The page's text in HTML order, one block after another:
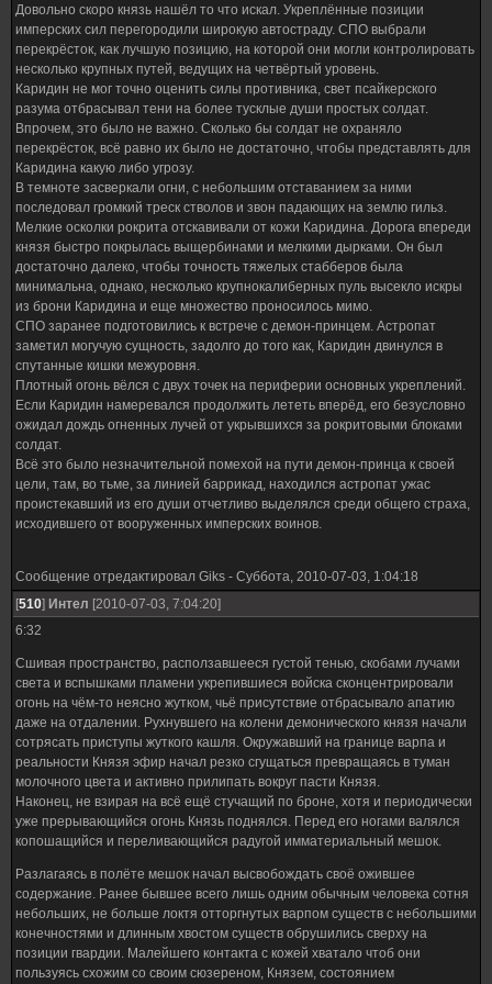
последнего ещё живого солдата двумя когтями Князь начал постепенно
откусывать от него куски, которым предстояла скоро большая роль. Закончив с
этим куском мяса Каридин направился в проход.
Довольно скоро князь нашёл то что искал. Укреплённые позиции
имперских сил перегородили широкую автостраду. СПО выбрали
перекрёсток, как лучшую позицию, на которой они могли контролировать
несколько крупных путей, ведущих на четвёртый уровень.
Каридин не мог точно оценить силы противника, свет псайкерского
разума отбрасывал тени на более тусклые души простых солдат.
Впрочем, это было не важно. Сколько бы солдат не охраняло
перекрёсток, всё равно их было не достаточно, чтобы представлять для
Каридина какую либо угрозу.
В темноте засверкали огни, с небольшим отставанием за ними
последовал громкий треск стволов и звон падающих на землю гильз.
Мелкие осколки рокрита отскавивали от кожи Каридина. Дорога впереди
князя быстро покрылась выщербинами и мелкими дырками. Он был
достаточно далеко, чтобы точность тяжелых стабберов была
минимальна, однако, несколько крупнокалиберных пуль высекло искры
из брони Каридина и еще множество проносилось мимо.
СПО заранее подготовились к встрече с демон-принцем. Астропат
заметил могучую сущность, задолго до того как, Каридин двинулся в
спутанные кишки межуровня.
Плотный огонь вёлся с двух точек на периферии основных укреплений.
Если Каридин намеревался продолжить лететь вперёд, его безусловно
ожидал дождь огненных лучей от укрывшихся за рокритовыми блоками
солдат.
Всё это было незначительной помехой на пути демон-принца к своей
цели, там, во тьме, за линией баррикад, находился астропат ужас
проистекавший из его души отчетливо выделялся среди общего страха,
исходившего от вооруженных имперских воинов.
Сообщение отредактировал Giks - Суббота, 2010-07-03, 1:04:18
[510] Интел [2010-07-03, 7:04:20]
6:32
Сшивая пространство, расползавшееся густой тенью, скобами лучами
света и вспышками пламени укрепившиеся войска сконцентрировали
огонь на чём-то неясно жутком, чьё присутствие отбрасывало апатию
даже на отдалении. Рухнувшего на колени демонического князя начали
сотрясать приступы жуткого кашля. Окружавший на границе варпа и
реальности Князя эфир начал резко сгущаться превращаясь в туман
молочного цвета и активно прилипать вокруг пасти Князя.
Наконец, не взирая на всё ещё стучащий по броне, хотя и периодически
уже прерывающийся огонь Князь поднялся. Перед его ногами валялся
копошащийся и переливающийся радугой имматериальный мешок.
Разлагаясь в полёте мешок начал высвобождать своё ожившее
содержание. Ранее бывшее всего лишь одним обычным человека сотня
небольших, не больше локтя отторгнутых варпом существ с небольшими
конечностями и длинным хвостом существ обрушились сверху на
позиции гвардии. Малейшего контакта с кожей хватало чтоб они
пользуясь схожим со своим сюзереном, Князем, состоянием